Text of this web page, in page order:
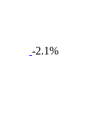
-2.1%